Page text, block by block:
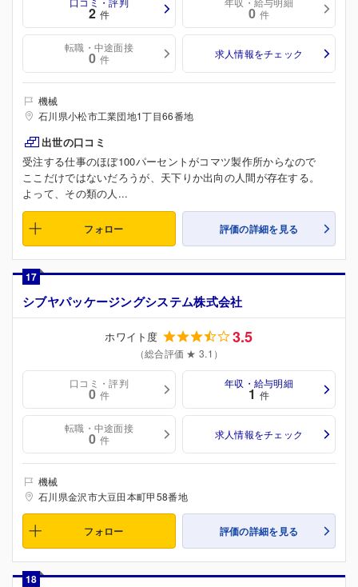
2 件 0 件
転職・中途面接
0 件 求人情報をチェック
機械
石川県小松市工業団地1丁目66番地
出世の口コミ
受注する仕事のほぼ100パーセントがコマツ製作所からなので
ここだけではないだろうが、天下りか出向の人間が存在する。
よって、その類の人...
フォロー 評価の詳細を見る
17
シブヤパッケージングシステム株式会社
ホワイト度 3.5
（総合評価 ★ 3.1）
口コミ・評判
0 件
年収・給与明細
1 件
転職・中途面接
0 件 求人情報をチェック
機械
石川県金沢市大豆田本町甲58番地
フォロー 評価の詳細を見る
18